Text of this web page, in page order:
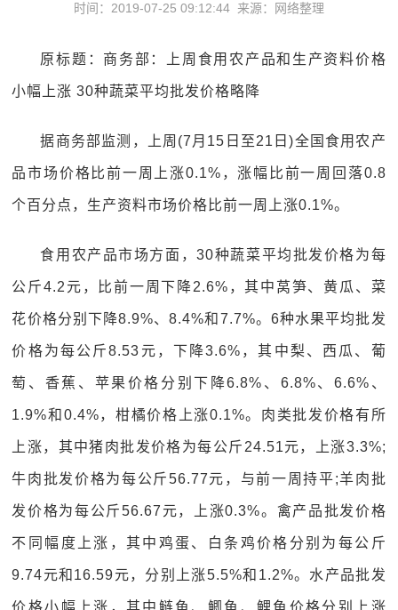
时间：2019-07-25 09:12:44 来源：网络整理
原标题：商务部：上周食用农产品和生产资料价格
小幅上涨 30种蔬菜平均批发价格略降
据商务部监测，上周(7月15日至21日)全国食用农产
品市场价格比前一周上涨0.1%，涨幅比前一周回落0.8
个百分点，生产资料市场价格比前一周上涨0.1%。
食用农产品市场方面，30种蔬菜平均批发价格为每
公斤4.2元，比前一周下降2.6%，其中莴笋、黄瓜、菜
花价格分别下降8.9%、8.4%和7.7%。6种水果平均批发
价格为每公斤8.53元，下降3.6%，其中梨、西瓜、葡
萄、香蕉、苹果价格分别下降6.8%、6.8%、6.6%、
1.9%和0.4%，柑橘价格上涨0.1%。肉类批发价格有所
上涨，其中猪肉批发价格为每公斤24.51元，上涨3.3%;
牛肉批发价格为每公斤56.77元，与前一周持平;羊肉批
发价格为每公斤56.67元，上涨0.3%。禽产品批发价格
不同幅度上涨，其中鸡蛋、白条鸡价格分别为每公斤
9.74元和16.59元，分别上涨5.5%和1.2%。水产品批发
价格小幅上涨，其中鲢鱼、鲫鱼、鲤鱼价格分别上涨